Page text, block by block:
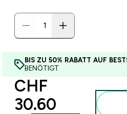
BIS ZU 50% RABATT AUF
BENÖTIGT
discounted
CHF
30.60‎